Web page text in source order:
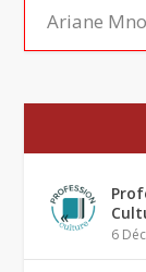
6